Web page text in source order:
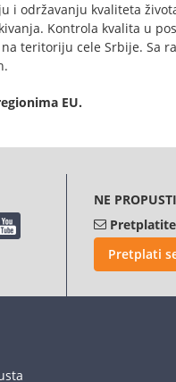
i održavanju kvaliteta
Kontrola kvalita u
teritoriju cele Srbije. Sa
EU.
NE
Pretplati